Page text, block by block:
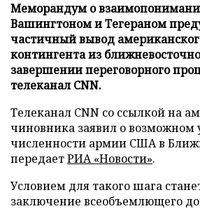
Меморандум о
Вашингтоном и Тегераном
частичный вывод
контингента из
завершении переговорного
телеканал CNN.
Телеканал CNN со ссылкой на
чиновника заявил о
численности армии США в
передаетРИА «Новости».
Условием для такого шага
заключение всеобъемлющего